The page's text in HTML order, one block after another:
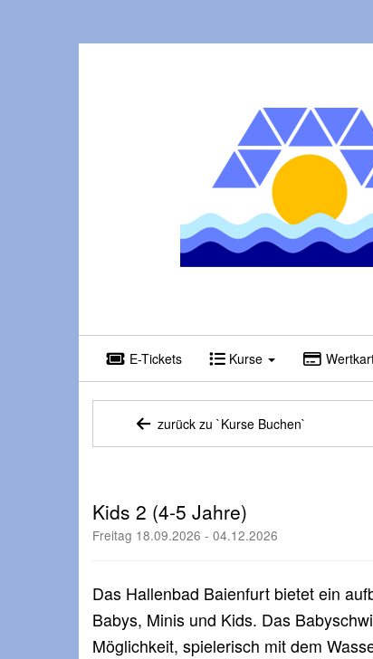
E-Tickets Kurse
zurück zu `Kurse Buchen`
Kids 2 (4-5 Jahre)
Freitag 18.09.2026 - 04.12.2026
Das Hallenbad Baienfurt bietet ein
Babys, Minis und Kids. Das
Möglichkeit, spielerisch mit dem